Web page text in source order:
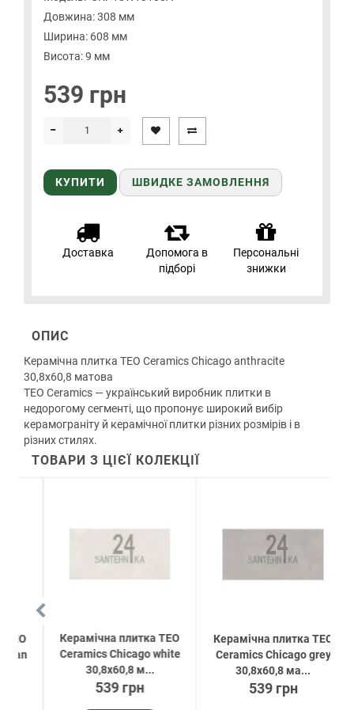
Довжина: 308 мм
Ширина: 608 мм
Висота: 9 мм
539 грн
КУПИТИ ШВИДКЕ ЗАМОВЛЕННЯ
Доставка
Допомога в
підборі
Персональні
знижки
ОПИС
Керамічна плитка TEO Ceramics Chicago anthracite
30,8х60,8 матова
TEO Ceramics — український виробник плитки в
недорогому сегменті, що пропонує широкий вибір
керамограніту й керамічної плитки різних розмірів і в
різних стилях.
ТОВАРИ З ЦІЄЇ КОЛЕКЦІЇ
Керамічна плитка TEO
Ceramics Chicago white
30,8х60,8 м...
539 грн
Керамічна плитка TEO
Ceramics Chicago grey
30,8х60,8 ма...
539 грн